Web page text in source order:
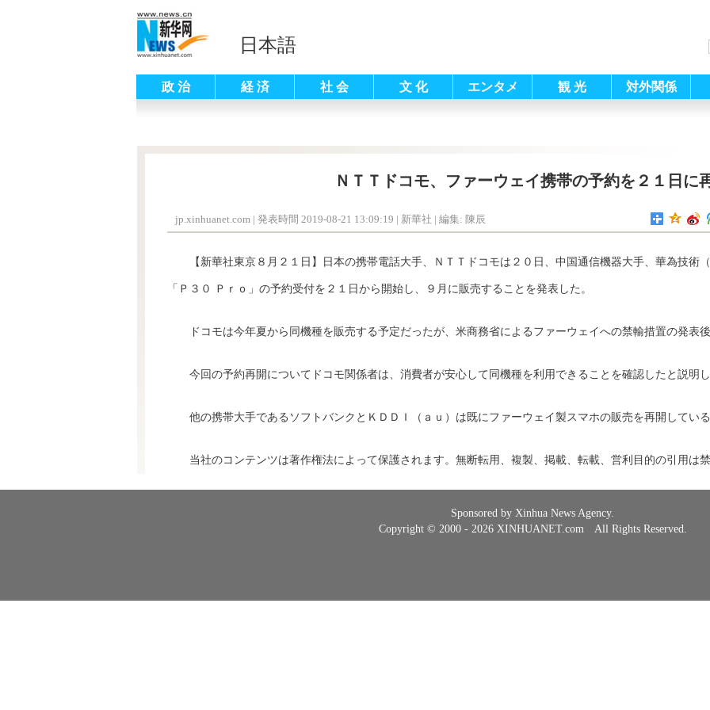
日本語
政 治 経 済 社 会 文 化 エンタメ 観 光 対外関係
ＮＴＴドコモ、ファーウェイ携帯の予約を２１日に
jp.xinhuanet.com | 発表時間 2019-08-21 13:09:19 | 新華社 | 編集: 陳辰
【新華社東京８月２１日】日本の携帯電話大手、ＮＴＴドコモは２０日、中国通信機器大手、華為技術
「Ｐ３０ Ｐｒｏ」の予約受付を２１日から開始し、９月に販売することを発表した。
ドコモは今年夏から同機種を販売する予定だったが、米商務省によるファーウェイへの禁輸措置の発表
今回の予約再開についてドコモ関係者は、消費者が安心して同機種を利用できることを確認したと説明し
他の携帯大手であるソフトバンクとＫＤＤＩ（ａｕ）は既にファーウェイ製スマホの販売を再開している
当社のコンテンツは著作権法によって保護されます。無断転用、複製、掲載、転載、営利目的の引用は禁
Sponsored by Xinhua News Agency.
Copyright © 2000 - 2026 XINHUANET.com All Rights Reserved.